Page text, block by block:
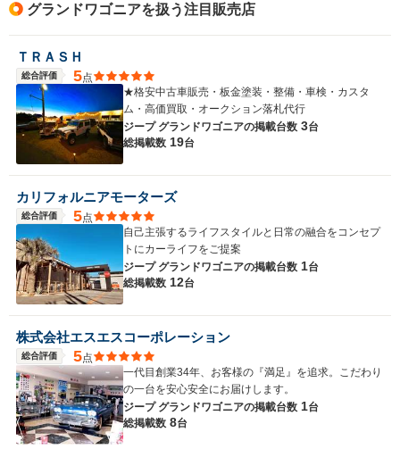
グランドワゴニアを扱う注目販売店
ＴＲＡＳＨ
総合評価 5点
★格安中古車販売・板金塗装・整備・車検・カスタ
ム・高価買取・オークション落札代行
ジープ グランドワゴニアの掲載台数 3台
総掲載数 19台
カリフォルニアモーターズ
総合評価 5点
自己主張するライフスタイルと日常の融合をコンセプ
トにカーライフをご提案
ジープ グランドワゴニアの掲載台数 1台
総掲載数 12台
株式会社エスエスコーポレーション
総合評価 5点
一代目創業34年、お客様の『満足』を追求。こだわり
の一台を安心安全にお届けします。
ジープ グランドワゴニアの掲載台数 1台
総掲載数 8台